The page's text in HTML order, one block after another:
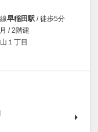
早稲田駅 / 徒歩5分
/ 2階建
１丁目